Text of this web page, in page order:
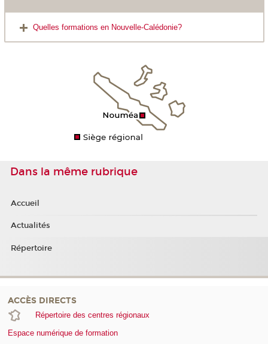
Quelles formations en Nouvelle-Calédonie?
Dans la même rubrique
Accueil
Actualités
Répertoire
ACCÈS DIRECTS
Répertoire des centres régionaux
Espace numérique de formation